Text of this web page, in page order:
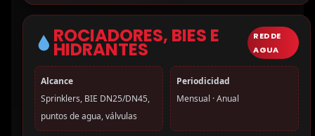
ROCIADORES, BIES E
HIDRANTES
RED DE
AGUA
Alcance
Sprinklers, BIE DN25/DN45,
puntos de agua, válvulas
Periodicidad
Mensual · Anual